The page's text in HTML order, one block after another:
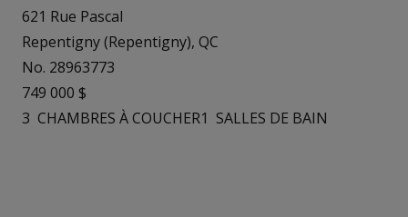
621 Rue Pascal
Repentigny (Repentigny), QC
No. 28963773
749 000 $
3 CHAMBRES À COUCHER1 SALLES DE BAIN